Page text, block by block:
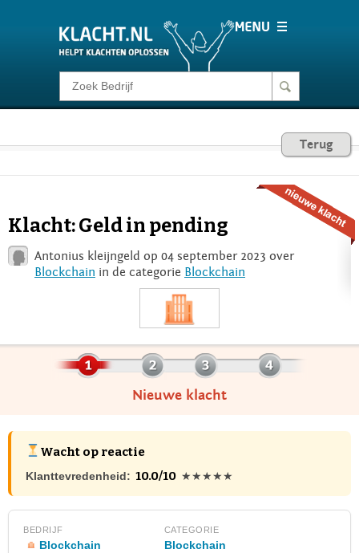
Klacht melden
Consumentenrecht Terug
Klacht: Geld in pending
Antonius kleijngeld op 04 september 2023 over
Blockchain in de categorie Blockchain
Nieuwe klacht
Wacht op reactie
Klanttevredenheid: 10.0/10 ★★★★★
BEDRIJF
Blockchain
CATEGORIE
Blockchain